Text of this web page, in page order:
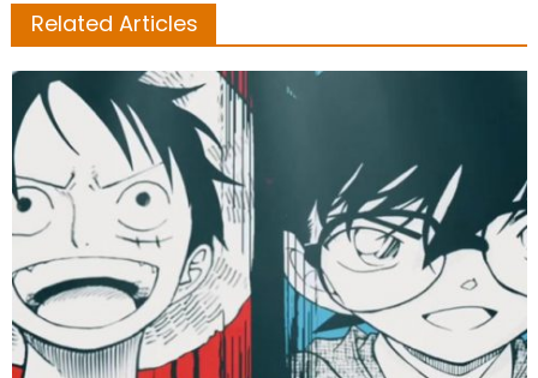
Related Articles